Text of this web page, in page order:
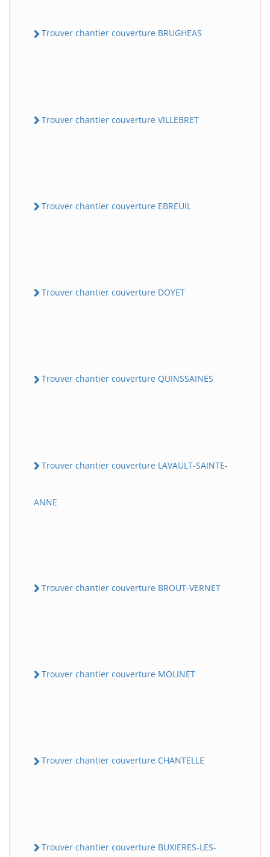
Trouver chantier couverture BRUGHEAS
Trouver chantier couverture VILLEBRET
Trouver chantier couverture EBREUIL
Trouver chantier couverture DOYET
Trouver chantier couverture QUINSSAINES
Trouver chantier couverture LAVAULT-SAINTE-
ANNE
Trouver chantier couverture BROUT-VERNET
Trouver chantier couverture MOLINET
Trouver chantier couverture CHANTELLE
Trouver chantier couverture BUXIERES-LES-